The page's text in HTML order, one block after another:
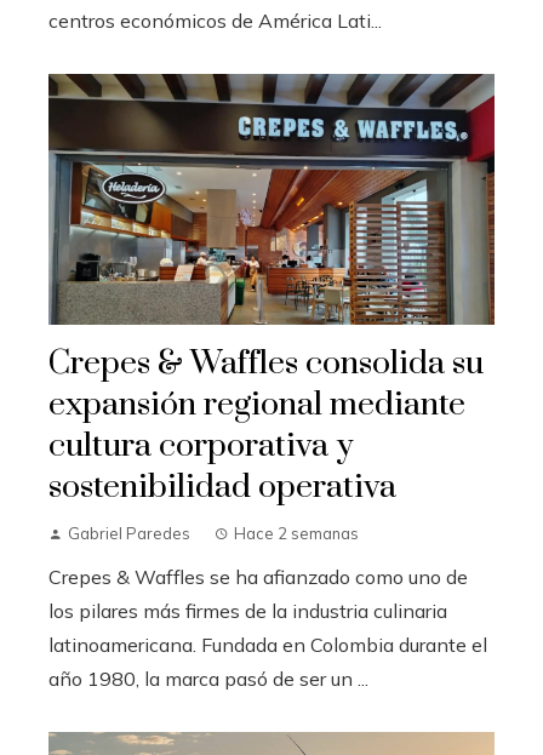
centros económicos de América Lati...
Crepes & Waffles consolida su
expansión regional mediante
cultura corporativa y
sostenibilidad operativa
Gabriel Paredes Hace 2 semanas
Crepes & Waffles se ha afianzado como uno de
los pilares más firmes de la industria culinaria
latinoamericana. Fundada en Colombia durante el
año 1980, la marca pasó de ser un ...